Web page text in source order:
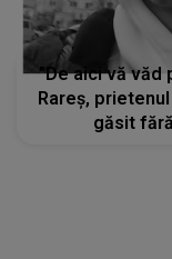
”De aici vă văd pe toți”
Rareș,
găsit